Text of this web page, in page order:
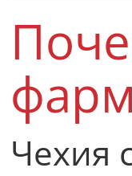
Чехия